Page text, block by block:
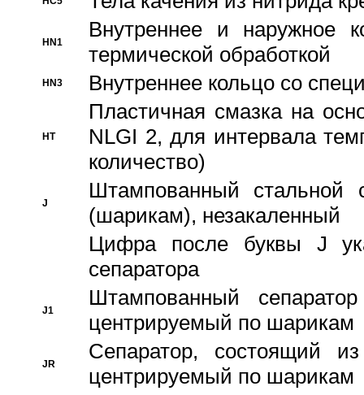
HN1
Bнутреннее и наружное
термической обработкой
HN3 Внутреннее кольцо со
HT
Пластичная смазка на
NLGI 2, для интервала
количество)
J
Штампованный стальной
(шарикам), незакаленный
Цифра после буквы J
сепаратора
J1
Штампованный
центрируемый по шарикам
JR
Сепаратор, состоящий
центрируемый по шарикам